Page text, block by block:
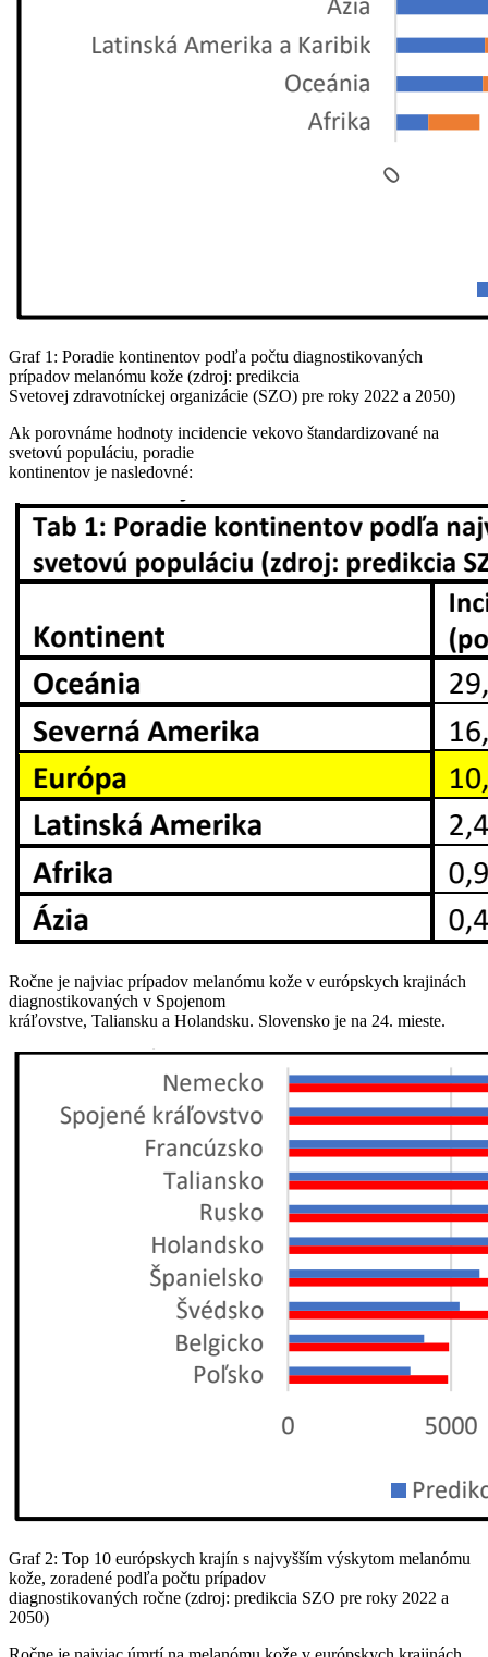
Graf 1: Poradie kontinentov podľa počtu diagnostikovaných
prípadov melanómu kože (zdroj: predikcia
Svetovej zdravotníckej organizácie (SZO) pre roky 2022 a 2050)
Ak porovnáme hodnoty incidencie vekovo štandardizované na
svetovú populáciu, poradie
kontinentov je nasledovné:
Ročne je najviac prípadov melanómu kože v európskych krajinách
diagnostikovaných v Spojenom
kráľovstve, Taliansku a Holandsku. Slovensko je na 24. mieste.
Graf 2: Top 10 európskych krajín s najvyšším výskytom melanómu
kože, zoradené podľa počtu prípadov
diagnostikovaných ročne (zdroj: predikcia SZO pre roky 2022 a
2050)